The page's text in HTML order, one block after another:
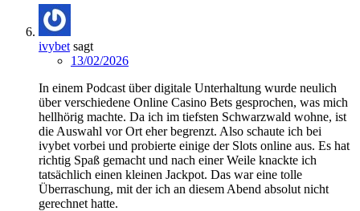
ivybet sagt
13/02/2026
In einem Podcast über digitale Unterhaltung wurde neulich
über verschiedene Online Casino Bets gesprochen, was mich
hellhörig machte. Da ich im tiefsten Schwarzwald wohne, ist
die Auswahl vor Ort eher begrenzt. Also schaute ich bei
ivybet vorbei und probierte einige der Slots online aus. Es hat
richtig Spaß gemacht und nach einer Weile knackte ich
tatsächlich einen kleinen Jackpot. Das war eine tolle
Überraschung, mit der ich an diesem Abend absolut nicht
gerechnet hatte.